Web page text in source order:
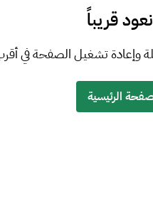
قريباً
وإعادة تشغيل الصفحة في
الرئيسية